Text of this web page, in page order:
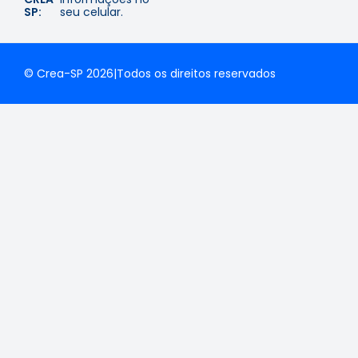
SP:
seu celular.
© Crea-SP 2026|Todos os direitos reservados